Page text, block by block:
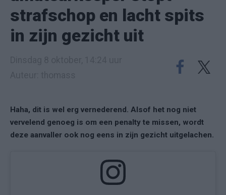
strafschop en lacht spits
in zijn gezicht uit
Haha, dit is wel erg vernederend. Alsof het nog niet
vervelend genoeg is om een penalty te missen, wordt
deze aanvaller ook nog eens in zijn gezicht uitgelachen.